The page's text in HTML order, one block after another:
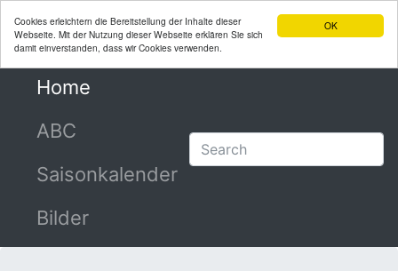
OK
Cookies erleichtern die Bereitstellung der Inhalte dieser
Webseite. Mit der Nutzung dieser Webseite erklären Sie sich
damit einverstanden, dass wir Cookies verwenden.
Home
ABC
Saisonkalender
Bilder